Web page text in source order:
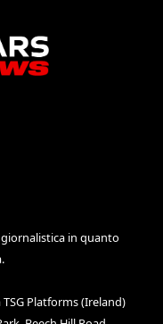
in quanto
Platforms (Ireland)